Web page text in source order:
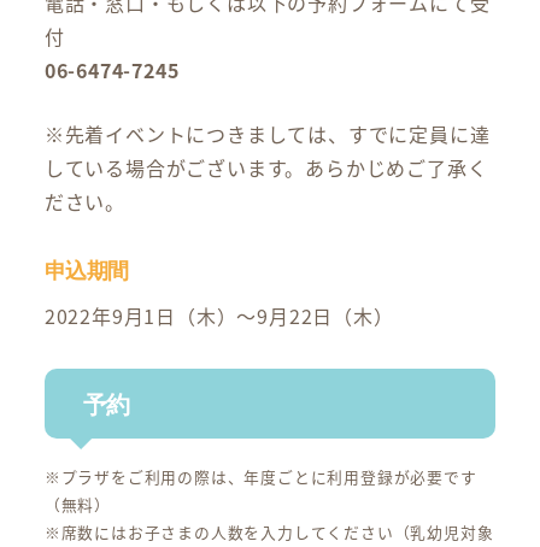
付
06-6474-7245
※先着イベントにつきましては、すでに定員に達
している場合がございます。あらかじめご了承く
ださい。
申込期間
2022年9月1日（木）～9月22日（木）
予約
※プラザをご利用の際は、年度ごとに利用登録が必要です
（無料）
※席数にはお子さまの人数を入力してください（乳幼児対象